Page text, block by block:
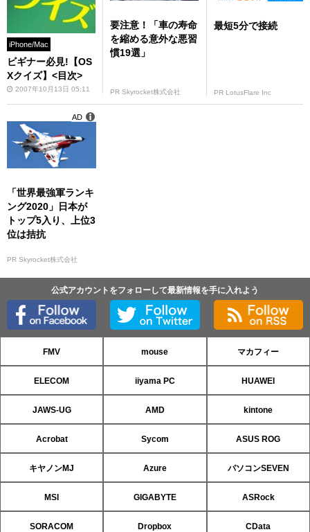
iPhone/Mac
ビギナー必見!【OS
Xクイズ】<目次>
2007年10月13日 05:11
要注意！「車の寿命
を縮める意外な悪習
慣19選」
PR Skyrocket株式会社
最短5分で接続
PR LotusFlare Inc
「世界最強軍ランキ
ング2020」日本が
トップ5入り、上位3
位は拮抗
PR Skyrocket株式会社
AD
公式アカウントをフォローして最新情報を手に入れよう
FMV mouse マカフィー
ELECOM iiyama PC HUAWEI
JAWS-UG AMD kintone
Acrobat Sycom ASUS ROG
キヤノンMJ Azure パソコンSEVEN
MSI GIGABYTE ASRock
SORACOM Dropbox CData